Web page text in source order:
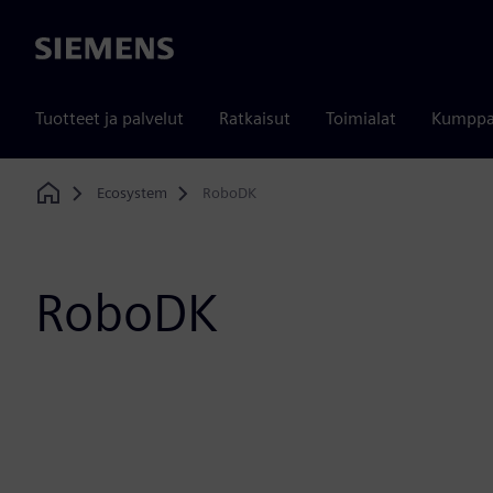
Siemens
Tuotteet ja palvelut Ratkaisut Toimialat
Home
Ecosystem RoboDK
RoboDK